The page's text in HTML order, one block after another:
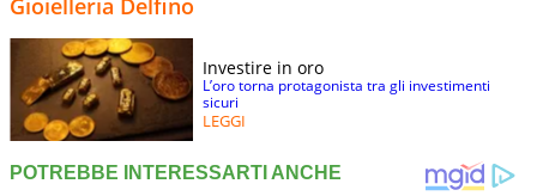
Gioielleria Delfino
Investire in oro
L’oro torna protagonista tra gli investimenti
sicuri
LEGGI